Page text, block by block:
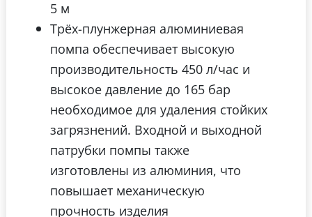
5 м
Трёх-плунжерная алюминиевая
помпа обеспечивает высокую
производительность 450 л/час и
высокое давление до 165 бар
необходимое для удаления стойких
загрязнений. Входной и выходной
патрубки помпы также
изготовлены из алюминия, что
повышает механическую
прочность изделия